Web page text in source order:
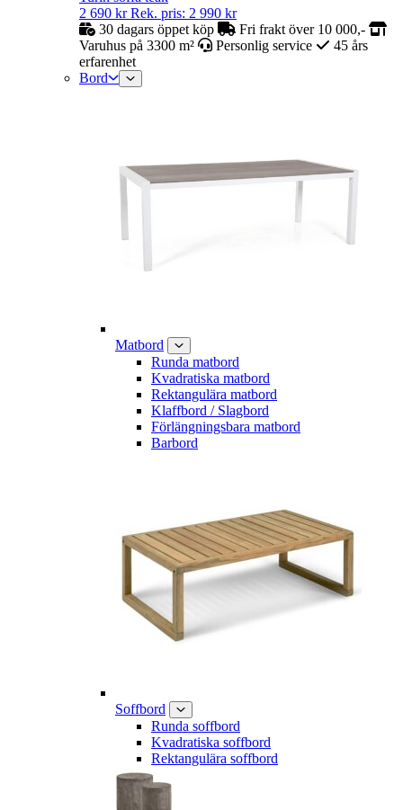
2 690 kr Rek. pris: 2 990 kr
30 dagars öppet köp
Fri frakt över 10 000,-
Varuhus på 3300 m²
Personlig service
45 års
erfarenhet
Bord
Matbord
Runda matbord
Kvadratiska matbord
Rektangulära matbord
Klaffbord / Slagbord
Förlängningsbara matbord
Barbord
Soffbord
Runda soffbord
Kvadratiska soffbord
Rektangulära soffbord